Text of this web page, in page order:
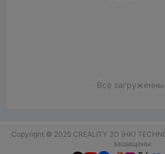
Все
Copyright © 2025 CREALITY 3D (HK)
защищены.